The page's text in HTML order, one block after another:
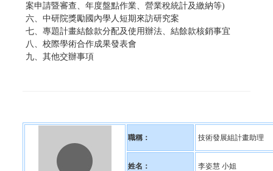
案申請暨審查、年度盤點作業 、營業稅統計及繳納等)
六、 中研院獎勵國內學人短期來訪研究案
七、 專題計畫結餘款分配及使用辦法、結餘款核銷事宜
八、校際學術合作成果發表會
九、其他交辦事項
職稱： 技術發展組計畫助理
姓名： 李姿慧 小姐